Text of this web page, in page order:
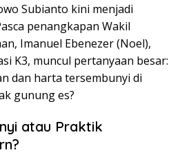
Subianto kini menjadi
penangkapan Wakil
Imanuel Ebenezer (Noel),
K3, muncul pertanyaan besar:
dan harta tersembunyi di
gunung es?
atau Praktik